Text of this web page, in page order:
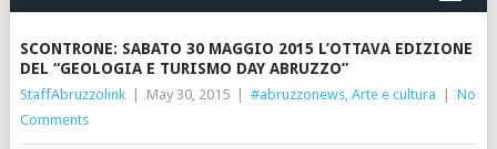
SCONTRONE: SABATO 30 MAGGIO 2015 L’OTTAVA EDIZIONE
DEL “GEOLOGIA E TURISMO DAY ABRUZZO”
StaffAbruzzolink May 30, 2015 #abruzzonews, Arte e cultura
No
Comments